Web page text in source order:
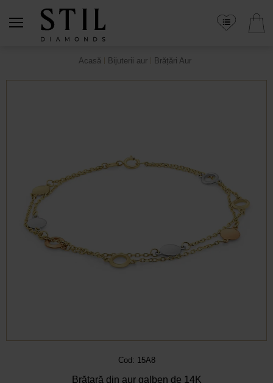
Acasă Bijuterii aur Brățări Aur
Cod: 15A8
Brățară din aur galben de 14K